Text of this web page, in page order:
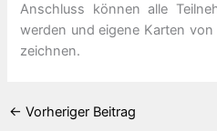
Anschluss können alle
werden und eigene Karten
zeichnen.
← Vorheriger Beitrag